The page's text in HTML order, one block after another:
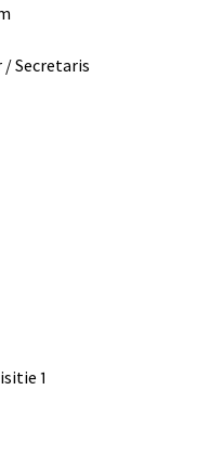
/ Secretaris
1